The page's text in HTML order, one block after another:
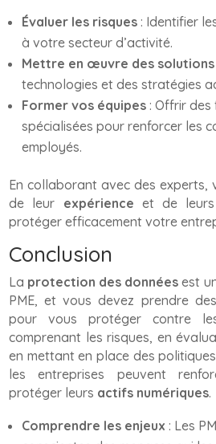
Évaluer les risques : Identifier
à votre secteur d’activité.
Mettre en œuvre des solutions
technologies et des stratégies
Former vos équipes : Offrir
spécialisées pour renforcer les
employés.
En collaborant avec des experts,
de leur expérience et de leurs
protéger efficacement votre
Conclusion
La protection des données est
PME, et vous devez prendre des
pour vous protéger contre
comprenant les risques, en
en mettant en place des
les entreprises peuvent
protéger leurs actifs numériques.
Comprendre les enjeux : Les